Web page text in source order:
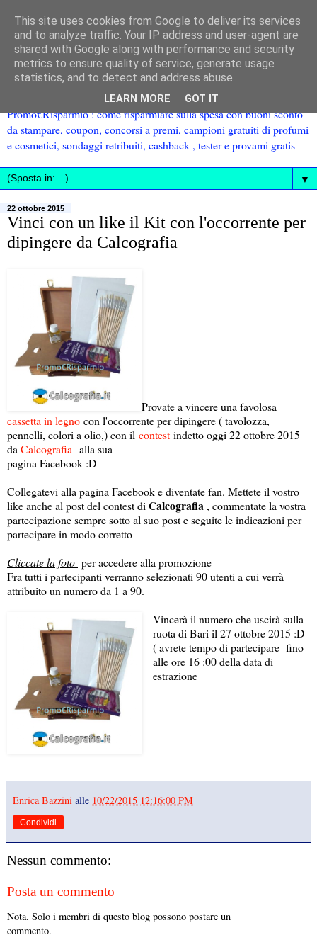
Promo€Risparmio : come risparmiare sulla spesa con buoni sconto
da stampare, coupon, concorsi a premi, campioni gratuiti di profumi
e cosmetici, sondaggi retribuiti, cashback , tester e provami gratis
▼
22 ottobre 2015
Vinci con un like il Kit con l'occorrente per
dipingere da Calcografia
Provate a vincere una favolosa
cassetta in legno con l'occorrente per dipingere ( tavolozza,
pennelli, colori a olio,) con il contest indetto oggi 22 ottobre 2015
da Calcografia alla sua
pagina Facebook :D
Collegatevi alla pagina Facebook e diventate fan. Mettete il vostro
like anche al post del contest di Calcografia , commentate la vostra
partecipazione sempre sotto al suo post e seguite le indicazioni per
partecipare in modo corretto
Cliccate la foto per accedere alla promozione
Fra tutti i partecipanti verranno selezionati 90 utenti a cui verrà
attribuito un numero da 1 a 90.
Vincerà il numero che uscirà sulla
ruota di Bari il 27 ottobre 2015 :D
( avrete tempo di partecipare fino
alle ore 16 :00 della data di
estrazione
Enrica Bazzini alle 10/22/2015 12:16:00 PM
Condividi
Nessun commento:
Posta un commento
Nota. Solo i membri di questo blog possono postare un
commento.
This site uses cookies from Google to deliver its services
and to analyze traffic. Your IP address and user-agent are
shared with Google along with performance and security
metrics to ensure quality of service, generate usage
statistics, and to detect and address abuse.
LEARN MORE GOT IT